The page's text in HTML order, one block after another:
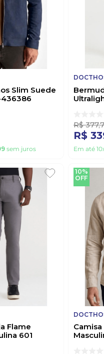
Slim Suede
436386
sem juros
R$ 377,
R$
Em até 10
Flame
601
10%
OFF